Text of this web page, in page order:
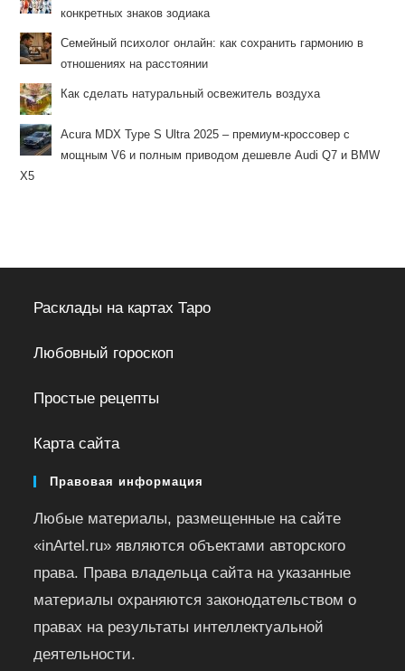
конкретных знаков зодиака
Семейный психолог онлайн: как сохранить гармонию в
отношениях на расстоянии
Как сделать натуральный освежитель воздуха
Acura MDX Type S Ultra 2025 – премиум-кроссовер с
мощным V6 и полным приводом дешевле Audi Q7 и BMW
X5
Расклады на картах Таро
Любовный гороскоп
Простые рецепты
Карта сайта
Правовая информация
Любые материалы, размещенные на сайте
«inArtel.ru» являются объектами авторского
права. Права владельца сайта на указанные
материалы охраняются законодательством о
правах на результаты интеллектуальной
деятельности.